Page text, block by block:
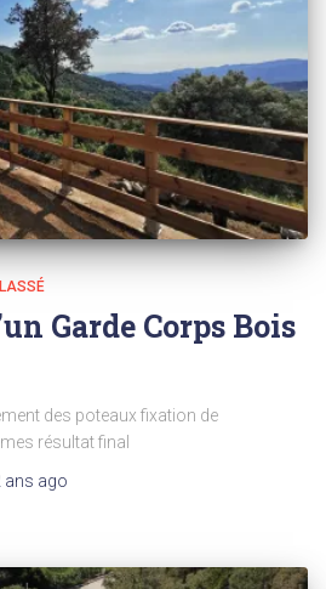
Garde Corps Bois
des poteaux fixation de
résultat final
ans ago